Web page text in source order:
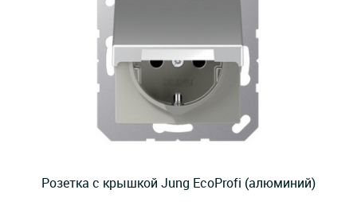
Розетка с крышкой Jung EcoProfi (алюминий)